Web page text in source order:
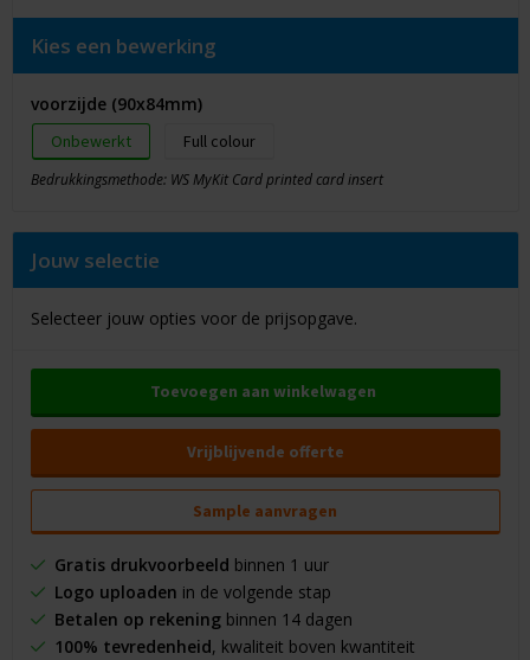
Kies een bewerking
voorzijde (90x84mm)
Onbewerkt Full colour
Bedrukkingsmethode: WS MyKit Card printed card insert
Jouw selectie
Selecteer jouw opties voor de prijsopgave.
Toevoegen aan winkelwagen
Vrijblijvende offerte
Sample aanvragen
Gratis drukvoorbeeld binnen 1 uur
Logo uploaden in de volgende stap
Betalen op rekeningbinnen 14 dagen
100% tevredenheid, kwaliteit boven kwantiteit